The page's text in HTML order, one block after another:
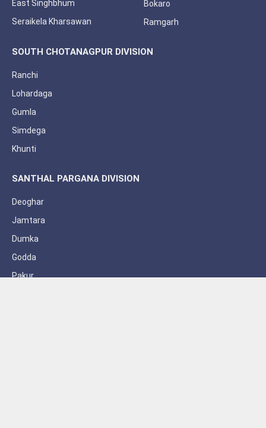
East Singhbhum
Seraikela Kharsawan
Bokaro
Ramgarh
SOUTH CHOTANAGPUR DIVISION
Ranchi
Lohardaga
Gumla
Simdega
Khunti
SANTHAL PARGANA DIVISION
Deoghar
Jamtara
Dumka
Godda
Pakur